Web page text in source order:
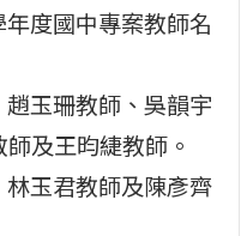
度國中專案教師名
玉珊教師、吳韻宇
及王昀緁教師。
玉君教師及陳彥齊